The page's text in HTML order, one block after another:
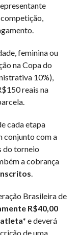
feminina ou
na Copa do
10%),
reais na
cada etapa
conjunto com a
do torneio
a cobrança
.
Brasileira de
R$40,00
e deverá
de uma